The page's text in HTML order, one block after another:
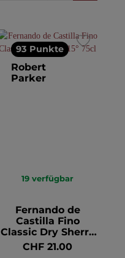
93 Punkte
Robert
Parker
19 verfügbar
Fernando de
Castilla Fino
Classic Dry Sherry
15° 75cl
CHF 21.00